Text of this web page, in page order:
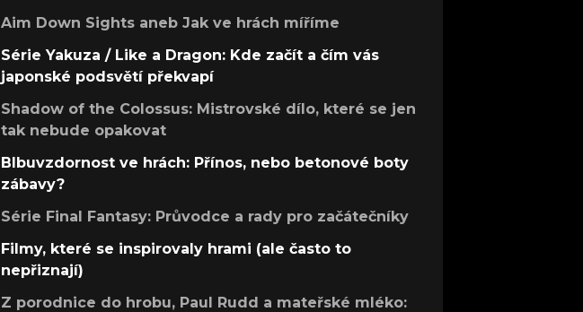
Aim Down Sights aneb Jak ve hrách míříme
Série Yakuza / Like a Dragon: Kde začít a čím vás
japonské podsvětí překvapí
Shadow of the Colossus: Mistrovské dílo, které se jen
tak nebude opakovat
Blbuvzdornost ve hrách: Přínos, nebo betonové boty
zábavy?
Série Final Fantasy: Průvodce a rady pro začátečníky
Filmy, které se inspirovaly hrami (ale často to
nepřiznají)
Z porodnice do hrobu, Paul Rudd a mateřské mléko: